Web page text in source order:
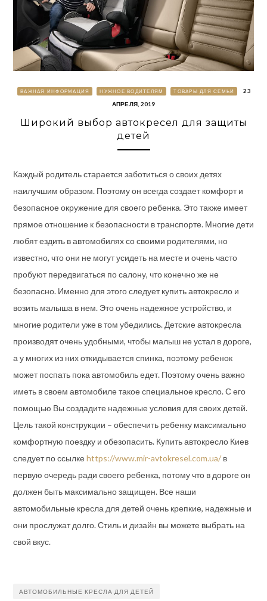
ВАЖНАЯ ИНФОРМАЦИЯ НУЖНОЕ ВОДИТЕЛЯМ ТОВАРЫ ДЛЯ СЕМЬИ
23
АПРЕЛЯ, 2019
Широкий выбор автокресел для защиты
детей
Каждый родитель старается заботиться о своих детях
наилучшим образом. Поэтому он всегда создает комфорт и
безопасное окружение для своего ребенка. Это также имеет
прямое отношение к безопасности в транспорте.Многие дети
любят ездить в автомобилях со своими родителями, но
известно, что они не могут усидеть на месте и очень часто
пробуют передвигаться по салону, что конечно же не
безопасно. Именно для этого следует купить автокресло и
возить малыша в нем. Это очень надежное устройство, и
многие родители уже в том убедились. Детские автокресла
производят очень удобными, чтобы малыш не устал в дороге,
а у многих из них откидывается спинка, поэтому ребенок
может поспать пока автомобиль едет. Поэтому очень важно
иметь в своем автомобиле такое специальное кресло. С его
помощью Вы создадите надежные условия для своих детей.
Цель такой конструкции – обеспечить ребенку максимально
комфортную поездку и обезопасить. Купить автокресло Киев
следует по ссылке https://www.mir-avtokresel.com.ua/в
первую очередь ради своего ребенка, потому что в дороге он
должен быть максимально защищен. Все наши
автомобильные кресла для детей очень крепкие, надежные и
они прослужат долго. Стиль и дизайн вы можете выбрать на
свой вкус.
АВТОМОБИЛЬНЫЕ КРЕСЛА ДЛЯ ДЕТЕЙ